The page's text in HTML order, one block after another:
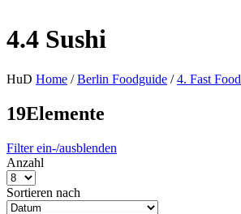
4.4 Sushi
HuD Home / Berlin Foodguide / 4. Fast Food
19Elemente
Filter ein-/ausblenden
Anzahl
Sortieren nach